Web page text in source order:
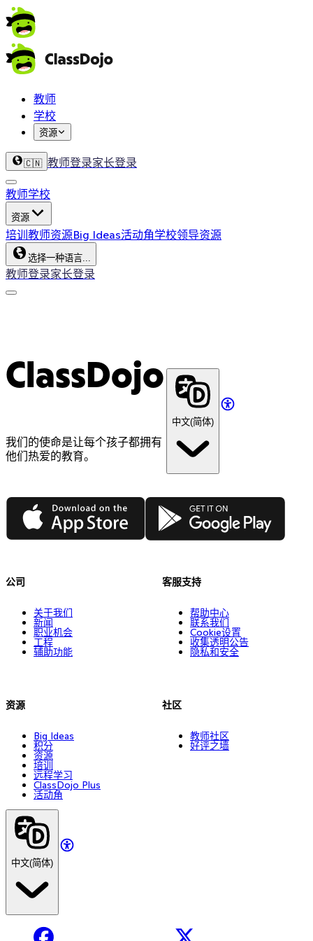
教师
学校
资源
🇨🇳 教师登录家长登录
教师学校
资源
培训 教师资源Big Ideas活动角学校领导资源
选择一种语言...
教师登录家长登录
ClassDojo
我们的使命是让每个孩子都拥有
他们热爱的教育。
中文(简体)
App Store Google Play
公司
关于我们
新闻
职业机会
工程
辅助功能
资源
Big Ideas
积分
资源
培训
远程学习
ClassDojo Plus
活动角
客服支持
帮助中心
联系我们
Cookie设置
收集透明公告
隐私和安全
社区
教师社区
好评之墙
中文(简体)
Facebook X